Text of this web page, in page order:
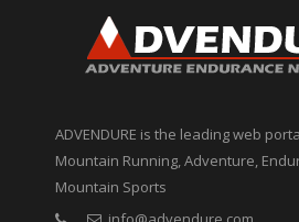
ADVENDURE is the leading web
Mountain Running, Adventure,
Mountain Sports